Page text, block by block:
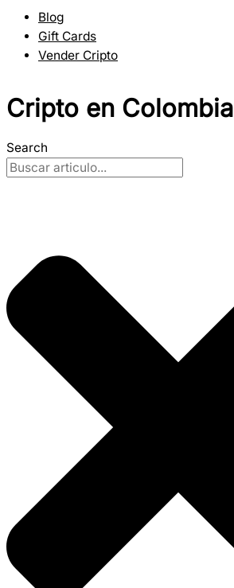
Blog
Gift Cards
Vender Cripto
Cripto en Colombia
Search